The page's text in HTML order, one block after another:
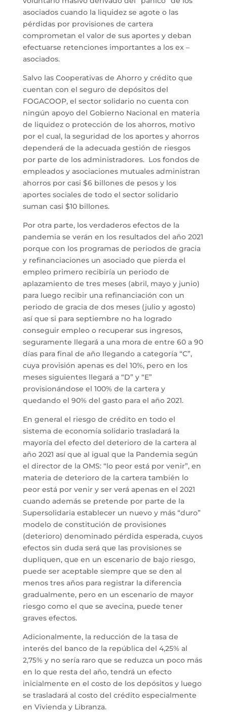
asociados cuando la liquidez se agote o las
pérdidas por provisiones de cartera
comprometan el valor de sus aportes y deban
efectuarse retenciones importantes a los ex –
asociados.
Salvo las Cooperativas de Ahorro y crédito que
cuentan con el seguro de depósitos del
FOGACOOP, el sector solidario no cuenta con
ningún apoyo del Gobierno Nacional en materia
de liquidez o protección de los ahorros, motivo
por el cual, la seguridad de los aportes y ahorros
dependerá de la adecuada gestión de riesgos
por parte de los administradores. Los fondos de
empleados y asociaciones mutuales administran
ahorros por casi $6 billones de pesos y los
aportes sociales de todo el sector solidario
suman casi $10 billones.
Por otra parte, los verdaderos efectos de la
pandemia se verán en los resultados del año 2021
porque con los programas de periodos de gracia
y refinanciaciones un asociado que pierda el
empleo primero recibiría un periodo de
aplazamiento de tres meses (abril, mayo y junio)
para luego recibir una refinanciación con un
periodo de gracia de dos meses (julio y agosto)
así que si para septiembre no ha logrado
conseguir empleo o recuperar sus ingresos,
seguramente llegará a una mora de entre 60 a 90
días para final de año llegando a categoría “C”,
cuya provisión apenas es del 10%, pero en los
meses siguientes llegará a “D” y “E”
provisionándose el 100% de la cartera y
quedando el 90% del gasto para el año 2021.
En general el riesgo de crédito en todo el
sistema de economía solidario trasladará la
mayoría del efecto del deterioro de la cartera al
año 2021 así que al igual que la Pandemia según
el director de la OMS: “lo peor está por venir”, en
materia de deterioro de la cartera también lo
peor está por venir y ser verá apenas en el 2021
cuando además se pretende por parte de la
Supersolidaria establecer un nuevo y más “duro”
modelo de constitución de provisiones
(deterioro) denominado pérdida esperada, cuyos
efectos sin duda será que las provisiones se
dupliquen, que en un escenario de bajo riesgo,
puede ser aceptable siempre que se den al
menos tres años para registrar la diferencia
gradualmente, pero en un escenario de mayor
riesgo como el que se avecina, puede tener
graves efectos.
Adicionalmente, la reducción de la tasa de
interés del banco de la república del 4,25% al
2,75% y no sería raro que se reduzca un poco más
en lo que resta del año, tendrá un efecto
inicialmente en el costo de los depósitos y luego
se trasladará al costo del crédito especialmente
en Vivienda y Libranza.